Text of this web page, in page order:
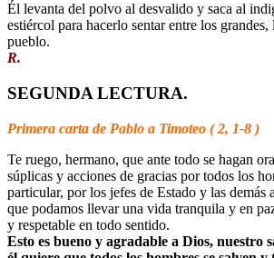
Él levanta del polvo al desvalido y saca al
estiércol para hacerlo sentar entre los grandes,
pueblo.
R.
SEGUNDA LECTURA.
Primera carta de Pablo a Timoteo ( 2, 1-8 )
Te ruego, hermano, que ante todo se hagan
súplicas y acciones de gracias por todos los
particular, por los jefes de Estado y las demás
que podamos llevar una vida tranquila y en
y respetable en todo sentido.
Esto es bueno y agradable a Dios, nuestro